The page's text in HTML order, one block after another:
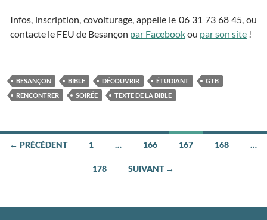
Infos, inscription, covoiturage, appelle le 06 31 73 68 45, ou
contacte le FEU de Besançon par Facebookou par son site !
BESANÇON BIBLE DÉCOUVRIR ÉTUDIANT
GTB
RENCONTRER
SOIRÉE TEXTE DE LA BIBLE
articles
← PRÉCÉDENT 1 … 166 167 168 …
178 SUIVANT →